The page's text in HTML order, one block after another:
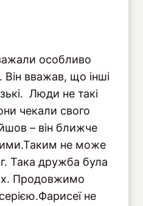
особливо
вважав, що інші
Люди не такі
чекали свого
– він ближче
не може
Така дружба була
Продовжимо
не